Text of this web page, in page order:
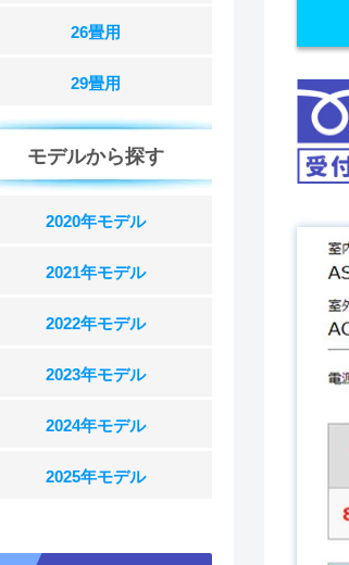
26畳用
29畳用
モデルから探す
2020年モデル
2021年モデル
2022年モデル
2023年モデル
2024年モデル
2025年モデル